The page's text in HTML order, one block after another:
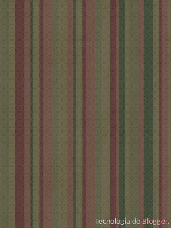
Tecnologia do Blogger.